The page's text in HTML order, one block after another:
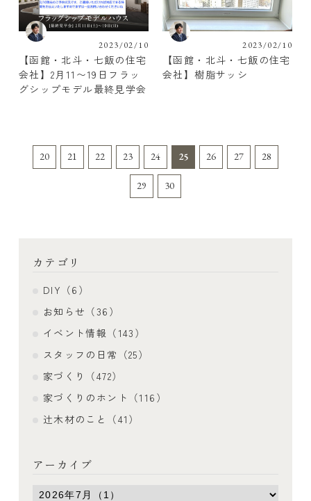
2023/02/10
【函館・北斗・七飯の住宅
会社】2月11〜19日フラッ
グシップモデル最終見学会
2023/02/10
【函館・北斗・七飯の住宅
会社】樹脂サッシ
20 21 22 23 24 25 26 27 28
29 30
カテゴリ
DIY（6）
お知らせ（36）
イベント情報（143）
スタッフの日常（25）
家づくり（472）
家づくりのホント（116）
辻木材のこと（41）
アーカイブ